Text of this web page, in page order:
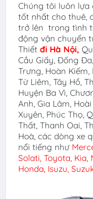
Chúng tôi luôn lựa
tốt nhất cho thuê,
trở lên trong tình
động vận chuyển
Thiết đi Hà Nội,
Cầu Giấy, Đống
Trưng, Hoàn
Từ Liêm, Tây Hồ,
Huyện Ba Vì,
Anh, Gia Lâm,
Xuyên, Phúc Thọ,
Thất, Thanh Oai,
Hoà, các dòng xe
nổi tiếng như
Solati, Toyota, Kia,
Honda, Isuzu,